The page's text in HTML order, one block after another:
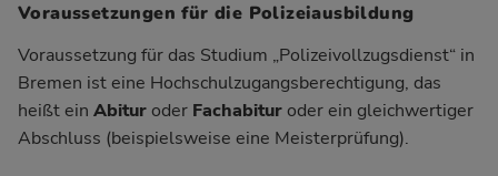
Voraussetzungen für die Polizeiausbildung
Voraussetzung für das Studium „Polizeivollzugsdienst“ in
Bremen ist eine Hochschulzugangsberechtigung, das
heißt ein Abitur oder Fachabitur oder ein gleichwertiger
Abschluss (beispielsweise eine Meisterprüfung).